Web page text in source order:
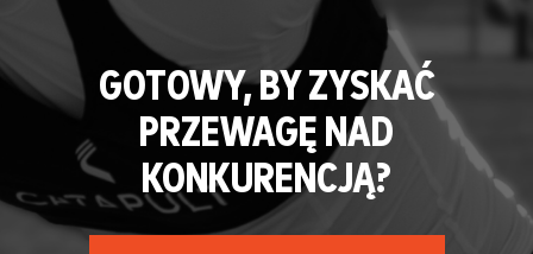
GOTOWY, BY ZYSKAĆ
PRZEWAGĘ NAD
KONKURENCJĄ?